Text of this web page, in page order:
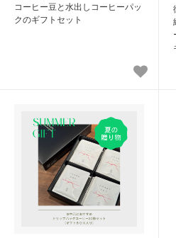
コーヒー豆と水出しコーヒーパッ
クのギフトセット